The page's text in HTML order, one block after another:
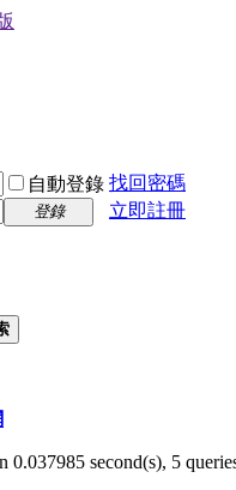
自動登錄 找回密碼
登錄
立即註冊
0.037985 second(s), 5